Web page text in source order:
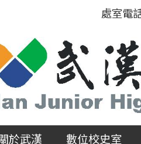
處室電
於武漢 數位校史室